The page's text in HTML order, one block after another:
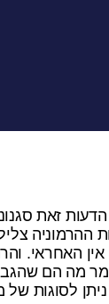
זאת
ההרמוניה
אין האחראי.
מה הם
לסוגות של